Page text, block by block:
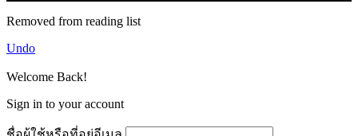
Removed from reading list
Undo
Welcome Back!
Sign in to your account